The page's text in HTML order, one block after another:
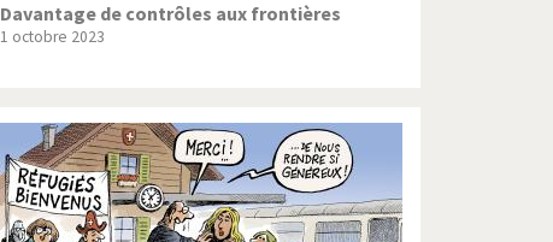
Davantage de contrôles aux frontières
1 octobre 2023